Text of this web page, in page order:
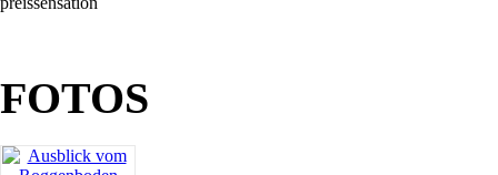
FOTOS